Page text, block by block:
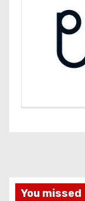
You missed